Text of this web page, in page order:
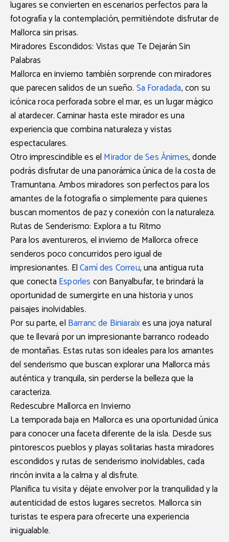
lugares se convierten en escenarios perfectos para la
fotografía y la contemplación, permitiéndote disfrutar de
Mallorca sin prisas.
Miradores Escondidos: Vistas que Te Dejarán Sin
Palabras
Mallorca en invierno también sorprende con miradores
que parecen salidos de un sueño. Sa Foradada, con su
icónica roca perforada sobre el mar, es un lugar mágico
al atardecer. Caminar hasta este mirador es una
experiencia que combina naturaleza y vistas
espectaculares.
Otro imprescindible es el Mirador de Ses Ànimes, donde
podrás disfrutar de una panorámica única de la costa de
Tramuntana. Ambos miradores son perfectos para los
amantes de la fotografía o simplemente para quienes
buscan momentos de paz y conexión con la naturaleza.
Rutas de Senderismo: Explora a tu Ritmo
Para los aventureros, el invierno de Mallorca ofrece
senderos poco concurridos pero igual de
impresionantes. ElCamí des Correu, una antigua ruta
que conecta Esporles con Banyalbufar, te brindará la
oportunidad de sumergirte en una historia y unos
paisajes inolvidables.
Por su parte, el Barranc de Biniaraixes unajoya natural
que te llevará por un impresionante barranco rodeado
de montañas. Estas rutas son ideales para los amantes
del senderismo que buscan explorar una Mallorca más
auténtica y tranquila, sin perderse la belleza que la
caracteriza.
Redescubre Mallorca en Invierno
La temporada baja en Mallorca es una oportunidad única
para conocer una faceta diferente de la isla. Desde sus
pintorescos pueblos y playas solitarias hasta miradores
escondidos y rutas de senderismo inolvidables, cada
rincón invita a la calma y al disfrute.
Planifica tu visita y déjate envolver por la tranquilidad y la
autenticidad de estos lugares secretos. Mallorca sin
turistas te espera para ofrecerte una experiencia
inigualable.